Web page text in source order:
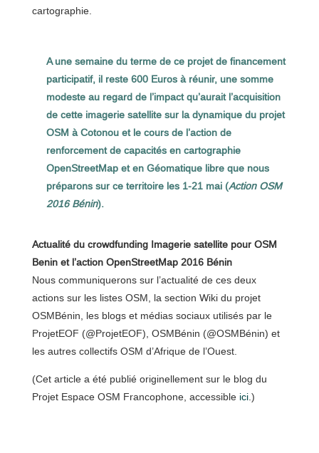
cartographie.
A une semaine du terme de ce projet de financement
participatif, il reste 600 Euros à réunir, une somme
modeste au regard de l’impact qu’aurait l’acquisition
de cette imagerie satellite sur la dynamique du projet
OSM à Cotonou et le cours de l’action de
renforcement de capacités en cartographie
OpenStreetMap et en Géomatique libre que nous
préparons sur ce territoire les 1-21 mai (Action OSM
2016 Bénin).
Actualité du crowdfunding Imagerie satellite pour OSM
Benin et l’action OpenStreetMap 2016 Bénin
Nous communiquerons sur l’actualité de ces deux
actions sur les listes OSM, la section Wiki du projet
OSMBénin, les blogs et médias sociaux utilisés par le
ProjetEOF (@ProjetEOF), OSMBénin (@OSMBénin) et
les autres collectifs OSM d’Afrique de l’Ouest.
(Cet article a été publié originellement sur le blog du
Projet Espace OSM Francophone, accessible ici.)